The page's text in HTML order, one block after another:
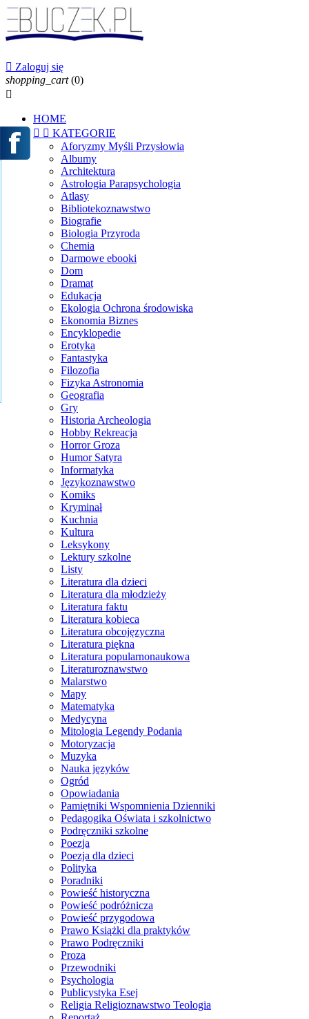
 Zaloguj się
shopping_cart (0)

HOME
  KATEGORIE
Aforyzmy Myśli Przysłowia
Albumy
Architektura
Astrologia Parapsychologia
Atlasy
Bibliotekoznawstwo
Biografie
Biologia Przyroda
Chemia
Darmowe ebooki
Dom
Dramat
Edukacja
Ekologia Ochrona środowiska
Ekonomia Biznes
Encyklopedie
Erotyka
Fantastyka
Filozofia
Fizyka Astronomia
Geografia
Gry
Historia Archeologia
Hobby Rekreacja
Horror Groza
Humor Satyra
Informatyka
Językoznawstwo
Komiks
Kryminał
Kuchnia
Kultura
Leksykony
Lektury szkolne
Listy
Literatura dla dzieci
Literatura dla młodzieży
Literatura faktu
Literatura kobieca
Literatura obcojęzyczna
Literatura piękna
Literatura popularnonaukowa
Literaturoznawstwo
Malarstwo
Mapy
Matematyka
Medycyna
Mitologia Legendy Podania
Motoryzacja
Muzyka
Nauka języków
Ogród
Opowiadania
Pamiętniki Wspomnienia Dzienniki
Pedagogika Oświata i szkolnictwo
Podręczniki szkolne
Poezja
Poezja dla dzieci
Polityka
Poradniki
Powieść historyczna
Powieść podróżnicza
Powieść przygodowa
Prawo Książki dla praktyków
Prawo Podręczniki
Proza
Przewodniki
Psychologia
Publicystyka Esej
Religia Religioznawstwo Teologia